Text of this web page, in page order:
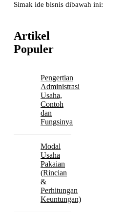
Simak ide bisnis dibawah ini:
Artikel
Populer
Pengertian
Administrasi
Usaha,
Contoh
dan
Fungsinya
Modal
Usaha
Pakaian
(Rincian
&
Perhitungan
Keuntungan)